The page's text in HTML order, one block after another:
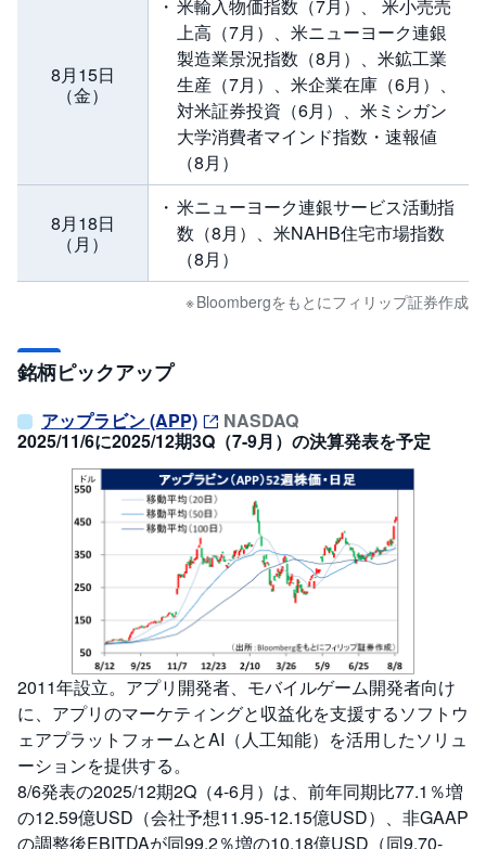
8月15日
（金）
米輸入物価指数（7月）、 米小売売
上高（7月）、米ニューヨーク連銀
製造業景況指数（8月）、米鉱工業
生産（7月）、米企業在庫（6月）、
対米証券投資（6月）、米ミシガン
大学消費者マインド指数・速報値
（8月）
8月18日
（月）
米ニューヨーク連銀サービス活動指
数（8月）、米NAHB住宅市場指数
（8月）
Bloombergをもとにフィリップ証券作成
銘柄ピックアップ
アップラビン (APP)
NASDAQ
2025/11/6に2025/12期3Q（7-9月）の決算発表を予定
2011年設立。アプリ開発者、モバイルゲーム開発者向け
に、アプリのマーケティングと収益化を支援するソフトウ
ェアプラットフォームとAI（人工知能）を活用したソリュ
ーションを提供する。
8/6発表の2025/12期2Q（4-6月）は、前年同期比77.1％増
の12.59億USD（会社予想11.95-12.15億USD）、非GAAP
の調整後EBITDAが同99.2％増の10.18億USD（同9.70-